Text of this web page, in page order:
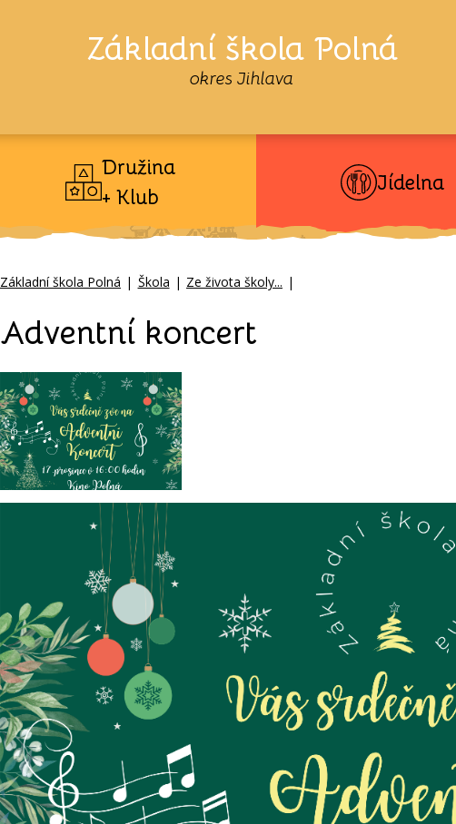
Základní škola Polná
okres Jihlava
Družina
+ Klub
Jídelna
Základní škola Polná | Škola | Ze života školy... |
Adventní koncert